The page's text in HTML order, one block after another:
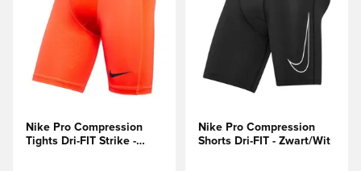
Nike Pro Compression
Tights Dri-FIT Strike -
Nike Pro Compression
Shorts Dri-FIT - Zwart/Wit